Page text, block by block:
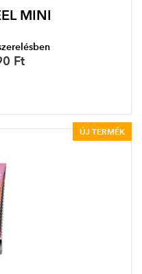
MINI
Ft
ÚJ TERMÉK